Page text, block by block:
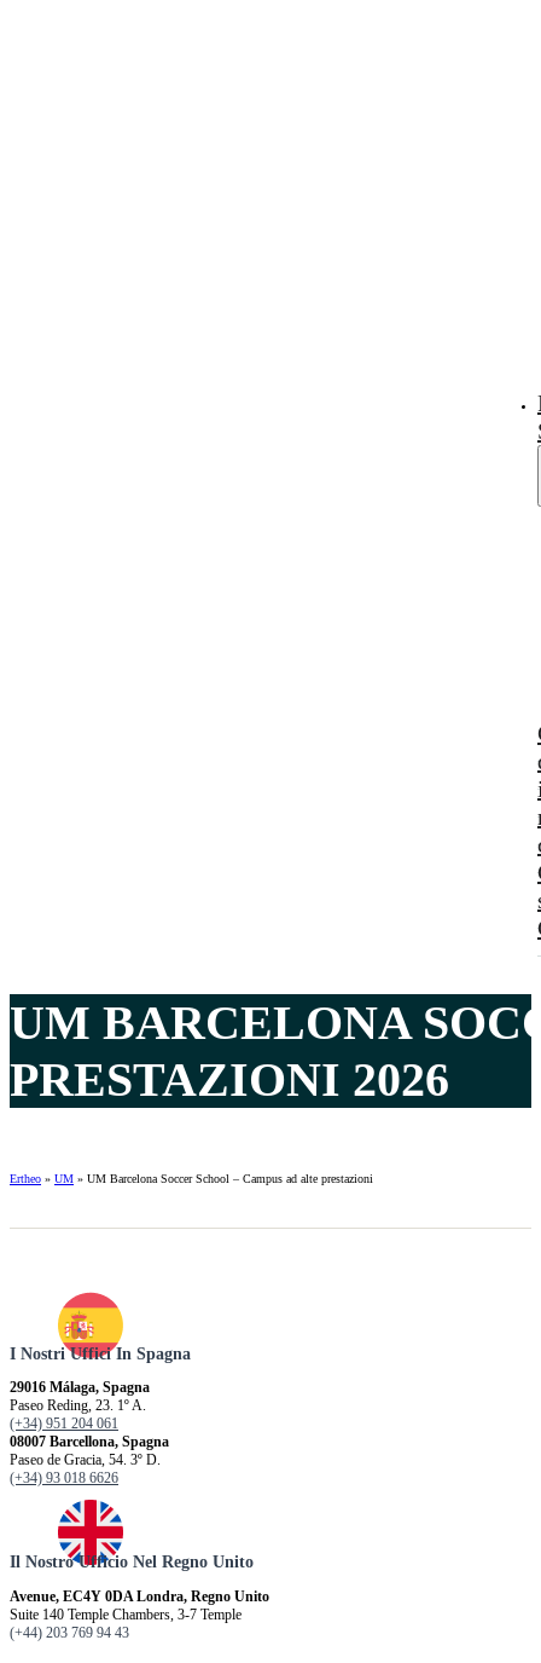
UM BARCELONA
PRESTAZIONI 2026
Ertheo » UM » UM Barcelona Soccer School – Campus ad alte prestazioni
I Nostri Uffici In Spagna
29016 Málaga, Spagna
Paseo Reding, 23. 1º A.
(+34) 951 204 061
08007 Barcellona, ​​Spagna
Paseo de Gracia, 54. 3º D.
(+34) 93 018 6626
Il Nostro Ufficio Nel Regno Unito
Avenue, EC4Y 0DA Londra, Regno Unito
Suite 140 Temple Chambers, 3-7 Temple
(+44) 203 769 94 43